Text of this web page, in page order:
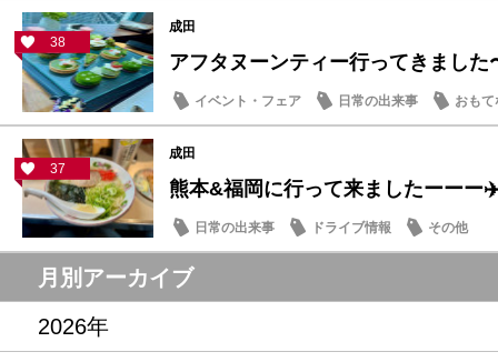
38
成田
アフタヌーンティー行ってきました
イベント・フェア 日常の出来事 おもて
37
成田
熊本&福岡に行って来ましたーーー
日常の出来事 ドライブ情報 その他
月別アーカイブ
2026年